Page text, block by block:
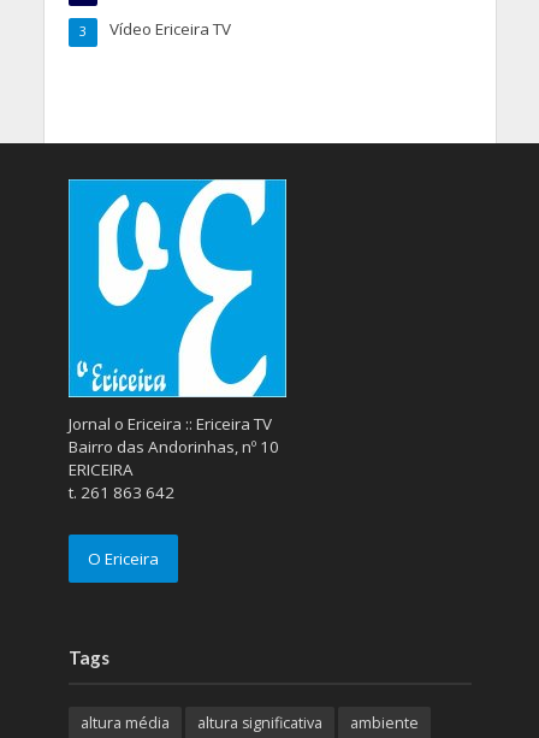
Vídeo Ericeira TV
3
Jornal o Ericeira :: Ericeira TV
Bairro das Andorinhas, nº 10
ERICEIRA
t. 261 863 642
O Ericeira
Tags
altura média altura significativa
ambiente